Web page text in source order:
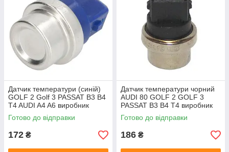
Датчик температури (синій)
GOLF 2 Golf 3 PASSAT B3 B4
T4 AUDI A4 A6 виробник
Topran Німеччина
Готово до відправки
172 ₴
Датчик температури чорний
AUDI 80 GOLF 2 GOLF 3
PASSAT B3 B4 T4 виробник
TOPRAN Німеччина
Готово до відправки
186 ₴